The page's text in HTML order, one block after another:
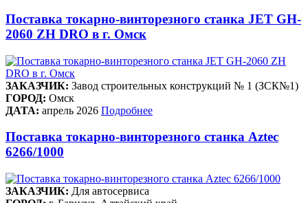
Поставка токарно-винторезного станка JET GH-
2060 ZH DRO в г. Омск
ЗАКАЗЧИК: Завод строительных конструкций № 1 (ЗСК№1)
ГОРОД: Омск
ДАТА: апрель 2026 Подробнее
Поставка токарно-винторезного станка Aztec
6266/1000
ЗАКАЗЧИК: Для автосервиса